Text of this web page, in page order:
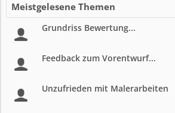
Meistgelesene Themen
Grundriss Bewertung...
Feedback zum Vorentwurf...
Unzufrieden mit Malerarbeiten